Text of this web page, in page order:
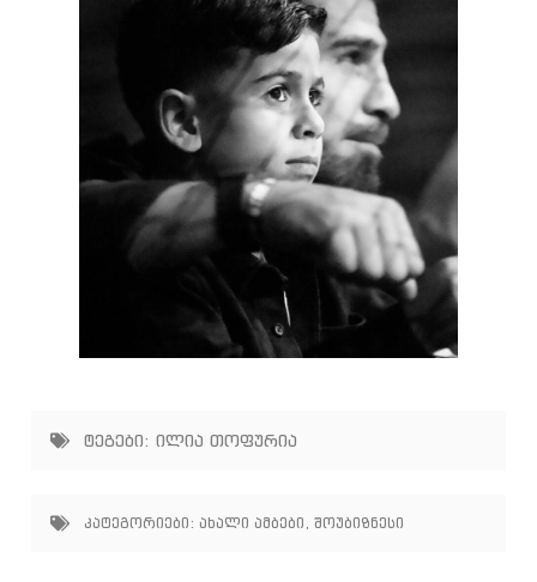
ტეგები: ილია თოფურია
კატეგორიები: ახალი ამბები , შოუბიზნესი